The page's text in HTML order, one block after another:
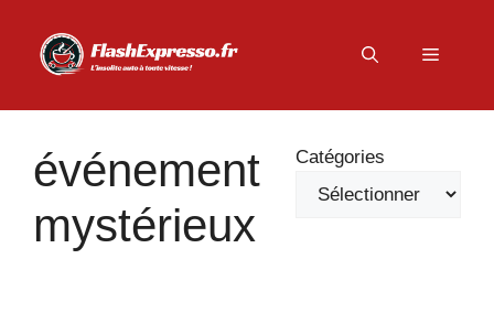
contenu
Menu
événement
mystérieux
Catégories